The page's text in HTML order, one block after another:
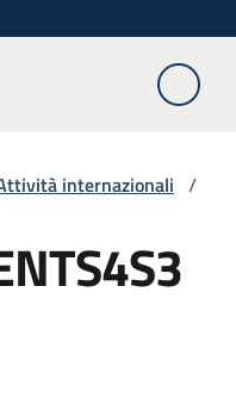
internazionali /